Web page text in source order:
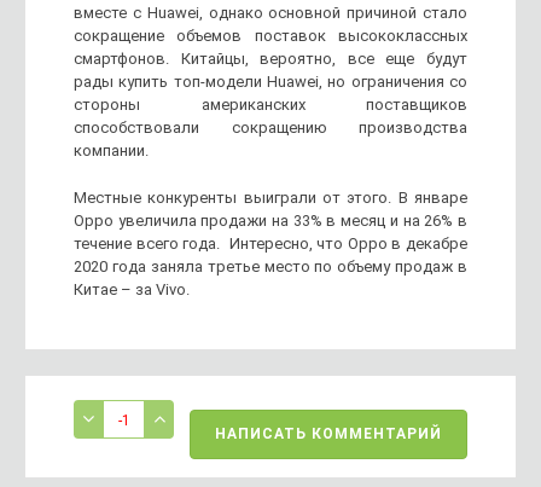
вместе с Huawei, однако основной причиной стало
сокращение объемов поставок высококлассных
смартфонов. Китайцы, вероятно, все еще будут
рады купить топ-модели Huawei, но ограничения со
стороны американских поставщиков
способствовали сокращению производства
компании.
Местные конкуренты выиграли от этого. В январе
Oppo увеличила продажи на 33% в месяц и на 26% в
течение всего года. Интересно, что Oppo в декабре
2020 года заняла третье место по объему продаж в
Китае – за Vivo.
-1
НАПИСАТЬ КОММЕНТАРИЙ